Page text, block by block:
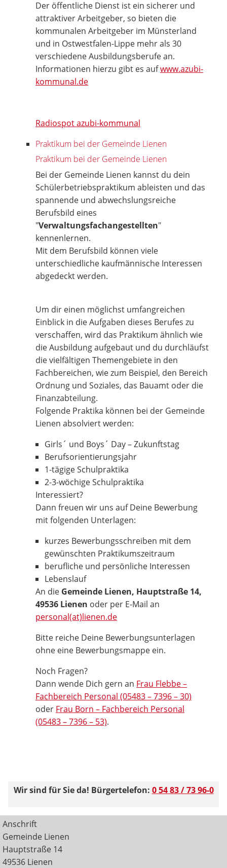
Der öffentliche Dienst ist ein sicherer und
attraktiver Arbeitgeber, so bieten die
kommunalen Arbeitgeber im Münsterland
und in Ostwestfalen-Lippe mehr als 30
verschiedene Ausbildungsberufe an.
Informationen hierzu gibt es aufwww.azubi-
kommunal.de
Radiospot azubi-kommunal
Praktikum bei der Gemeinde Lienen
Praktikum bei der Gemeinde Lienen
Bei der Gemeinde Lienen kannst du dein
Schülerbetriebspraktikum ableisten und das
spannende und abwechslungsreiche
Berufsbild eines
"Verwaltungsfachangestellten"
kennenlernen.
Mit dem Berufsbild können viele
unterschiedliche kaufmännische Interessen
abgedeckt werden.
Um dir einen möglichst umfangreichen
Einblick in die Aufgaben dieses Berufes zu
verschaffen, wird das Praktikum ähnlich wie
die Ausbildung aufgebaut und du durchläufst
die vielfältigen Themengebiete in den
Fachbereichen, wie zum Beispiel, den Bereich
Ordnung und Soziales, das Bauamt oder die
Finanzabteilung.
Folgende Praktika können bei der Gemeinde
Lienen absolviert werden:
Girls´ und Boys´ Day – Zukunftstag
Berufsorientierungsjahr
1-tägige Schulpraktika
2-3-wöchige Schulpraktika
Interessiert?
Dann freuen wir uns auf Deine Bewerbung
mit folgenden Unterlagen:
kurzes Bewerbungsschreiben mit dem
gewünschten Praktikumszeitraum
berufliche und persönliche Interessen
Lebenslauf
An die Gemeinde Lienen, Hauptstraße 14,
49536 Lienen oder per E-Mail an
personal(at)lienen.de
Bitte reiche Deine Bewerbungsunterlagen
ohne eine Bewerbungsmappe ein.
Noch Fragen?
Dann wende Dich gern an Frau Flebbe –
Fachbereich Personal (05483 – 7396 – 30)
oder Frau Born – Fachbereich Personal
(05483 – 7396 – 53).
Wir sind für Sie da! Bürgertelefon: 0 54 83 / 73 96-0
Anschrift
Gemeinde Lienen
Hauptstraße 14
49536 Lienen